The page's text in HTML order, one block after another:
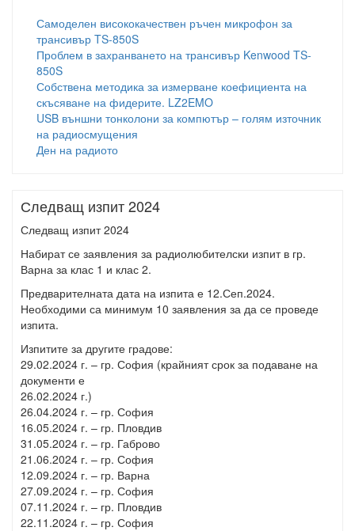
Самоделен висококачествен ръчен микрофон за
трансивър TS-850S
Проблем в захранването на трансивър Kenwood TS-
850S
Собствена методика за измерване коефициента на
скъсяване на фидерите. LZ2EMO
USB външни тонколони за компютър – голям източник
на радиосмущения
Ден на радиото
Следващ изпит 2024
Следващ изпит 2024
Набират се заявления за радиолюбителски изпит в гр.
Варна за клас 1 и клас 2.
Предварителната дата на изпита е 12.Сеп.2024.
Необходими са минимум 10 заявления за да се проведе
изпита.
Изпитите за другите градове:
29.02.2024 г. – гр. София (крайният срок за подаване на
документи е
26.02.2024 г.)
26.04.2024 г. – гр. София
16.05.2024 г. – гр. Пловдив
31.05.2024 г. – гр. Габрово
21.06.2024 г. – гр. София
12.09.2024 г. – гр. Варна
27.09.2024 г. – гр. София
07.11.2024 г. – гр. Пловдив
22.11.2024 г. – гр. София